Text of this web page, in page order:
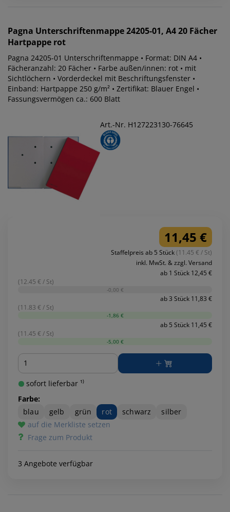
Pagna Unterschriftenmappe 24205-01, A4 20 Fächer
Hartpappe rot
Pagna 24205-01 Unterschriftenmappe • Format: DIN A4 •
Fächeranzahl: 20 Fächer • Farbe außen/innen: rot • mit
Sichtlöchern • Vorderdeckel mit Beschriftungsfenster •
Einband: Hartpappe 250 g/m² • Zertifikat: Blauer Engel •
Fassungsvermögen ca.: 600 Blatt
Art.-Nr. H127223130-76645
11,45 €
Staffelpreis ab 5 Stück(11.45 € / St)
inkl. MwSt. & zzgl. Versand
ab 1 Stück 12,45 €
(12.45 € / St)
-0,00 €
ab 3 Stück 11,83 €
(11.83 € / St)
-1,86 €
ab 5 Stück 11,45 €
(11.45 € / St)
-5,00 €
Menge
sofort lieferbar ¹⁾
Farbe:
blau
gelb grün rot schwarz
silber
auf die Merkliste setzen
Frage zum Produkt
3 Angebote verfügbar